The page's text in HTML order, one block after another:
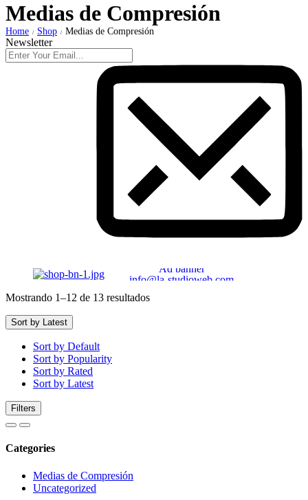
Medias de Compresión
Home / Shop / Medias de Compresión
Newsletter
Ad banner
info@la-studioweb.com
Mostrando 1–12 de 13 resultados
Sort by Latest
Sort by Default
Sort by Popularity
Sort by Rated
Sort by Latest
Filters
Categories
Medias de Compresión
Uncategorized